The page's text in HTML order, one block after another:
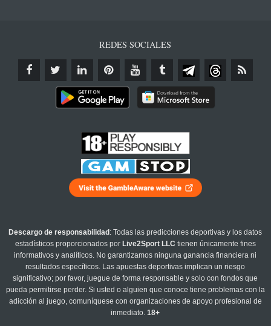
REDES SOCIALES
Descargo de responsabilidad : Todas las predicciones deportivas y los datos
estadísticos proporcionados por Live2Sport LLC tienen únicamente fines
informativos y analíticos. No garantizamos ninguna ganancia financiera ni
resultados específicos. Las apuestas deportivas implican un riesgo
significativo; por favor, juegue de forma responsable y solo con fondos que
pueda permitirse perder. Si usted o alguien que conoce tiene problemas con la
adicción al juego, comuníquese con organizaciones de apoyo profesional de
inmediato.18+